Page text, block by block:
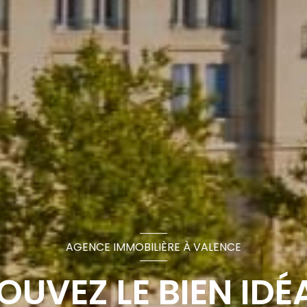
AGENCE IMMOBILIÈRE À VALENCE
LE BIEN